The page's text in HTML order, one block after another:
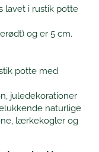
lavet i rustik potte
og er 5 cm.
potte med
juledekorationer
naturlige
lærkekogler og